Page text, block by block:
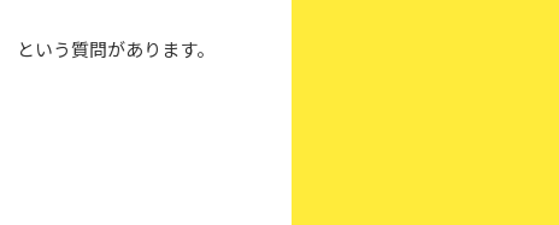
という質問があります。